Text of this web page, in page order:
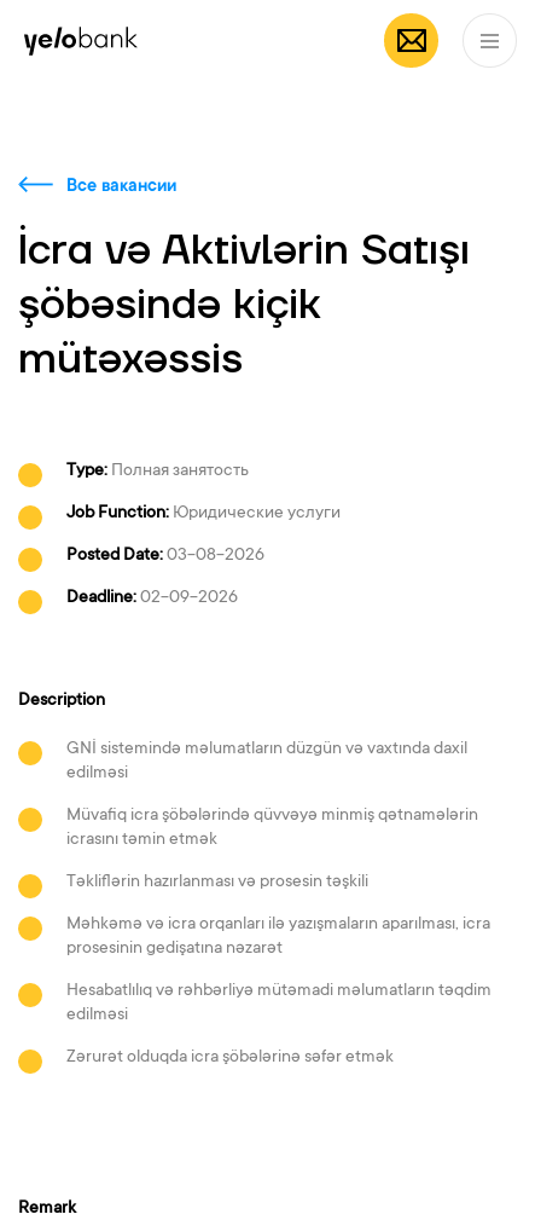
Частным лицам
Все вакансии
İcra və Aktivlərin Satışı
şöbəsində kiçik
mütəxəssis
Type: Полная занятость
Job Function: Юридические услуги
Posted Date:03-08-2026
Deadline:02-09-2026
Description
GNİ sistemində məlumatların düzgün və vaxtında daxil
edilməsi
Müvafiq icra şöbələrində qüvvəyə minmiş qətnamələrin
icrasını təmin etmək
Təkliflərin hazırlanması və prosesin təşkili
Məhkəmə və icra orqanları ilə yazışmaların aparılması, icra
prosesinin gedişatına nəzarət
Hesabatlılıq və rəhbərliyə mütəmadi məlumatların təqdim
edilməsi
Zərurət olduqda icra şöbələrinə səfər etmək
Remark